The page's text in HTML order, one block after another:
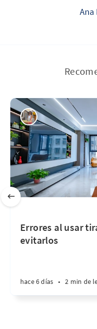
Ana
Errores al usar
evitarlos
hace 6 días • 2 min de